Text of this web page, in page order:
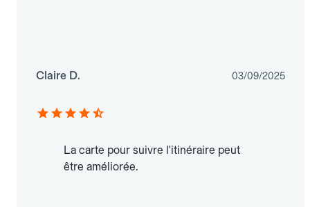
Claire D. 03/09/2025
La carte pour suivre l'itinéraire peut
être améliorée.